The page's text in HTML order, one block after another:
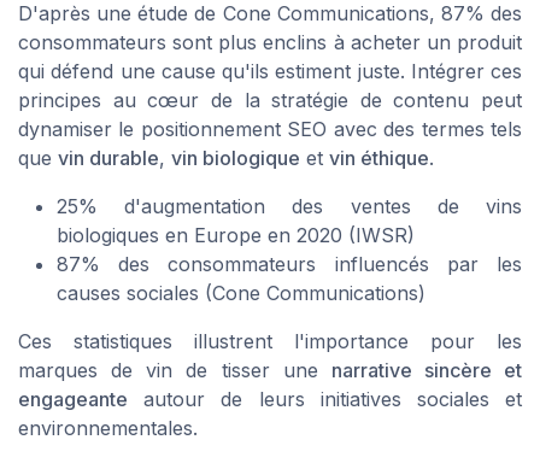
D'après une étude de Cone Communications, 87% des
consommateurs sont plus enclins à acheter un produit
qui défend une cause qu'ils estiment juste. Intégrer ces
principes au cœur de la stratégie de contenu peut
dynamiser le positionnement SEO avec des termes tels
que vin durable, vin biologique et vin éthique.
25% d'augmentation des ventes de vins
biologiques en Europe en 2020 (IWSR)
87% des consommateurs influencés par les
causes sociales (Cone Communications)
Ces statistiques illustrent l'importance pour les
marques de vin de tisser une narrative sincère et
engageante autour de leurs initiatives sociales et
environnementales.